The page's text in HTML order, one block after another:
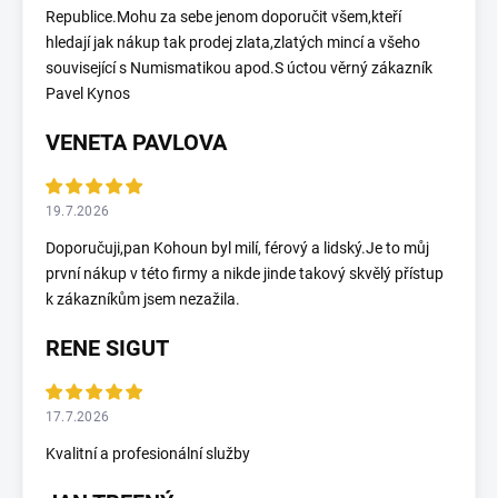
Republice.Mohu za sebe jenom doporučit všem,kteří
hledají jak nákup tak prodej zlata,zlatých mincí a všeho
související s Numismatikou apod.S úctou věrný zákazník
Pavel Kynos
VENETA PAVLOVA
19.7.2026
Doporučuji,pan Kohoun byl milí, férový a lidský.Je to můj
první nákup v této firmy a nikde jinde takový skvělý přístup
k zákazníkům jsem nezažila.
RENE SIGUT
17.7.2026
Kvalitní a profesionální služby